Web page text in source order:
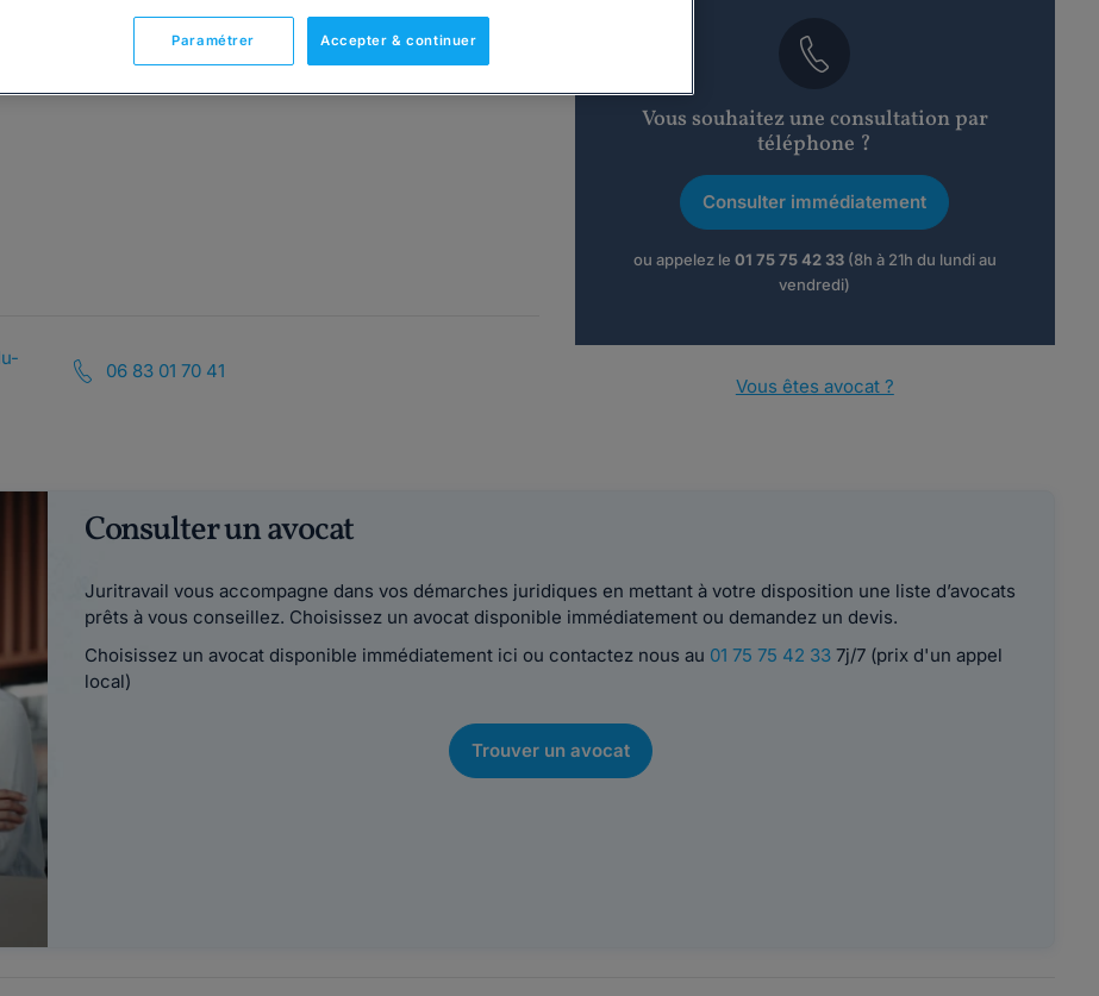
06 83 01 70 41
Vous souhaitez une consultation par
téléphone ?
Consulter immédiatement
ou appelez le 01 75 75 42 33(8h à 21h du lundi au
vendredi)
Vous êtes avocat ?
Consulter un avocat
Juritravail vous accompagne dans vos démarches juridiques en mettant à votre disposition une liste d’avocats
prêts à vous conseillez. Choisissez un avocat disponible immédiatement ou demandez un devis.
Choisissez un avocat disponible immédiatement ici ou contactez nous au 01 75 75 42 337j/7 (prix d'un appel
local)
Trouver un avocat
Accepter & continuer
Paramétrer